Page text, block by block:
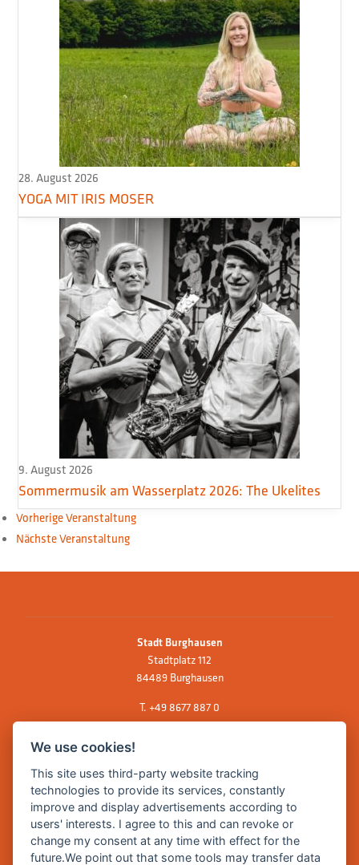
28. August 2026
YOGA MIT IRIS MOSER
9. August 2026
Sommermusik am Wasserplatz 2026: The Ukelites
Vorherige Veranstaltung
Nächste Veranstaltung
Stadt Burghausen
Stadtplatz 112
84489 Burghausen
T. +49 8677 887 0
E Mail:
Zentrale Webseite der Stadt Burghausen:
www.burghausen.de
We use cookies!
This site uses third-party website tracking
technologies to provide its services, constantly
improve and display advertisements according to
users' interests. I agree to this and can revoke or
change my consent at any time with effect for the
future.We point out that some tools may transfer data